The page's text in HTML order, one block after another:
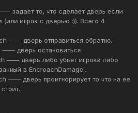
задает то, что сделает дверь если
(или игрок с дверью :)). Всего 4
—— дверь отправиться обратно.
—— дверь остановиться
—— дверь либо убьет игрока либо
в EncroachDamage...
—— дверь проигнорирует то что на ее